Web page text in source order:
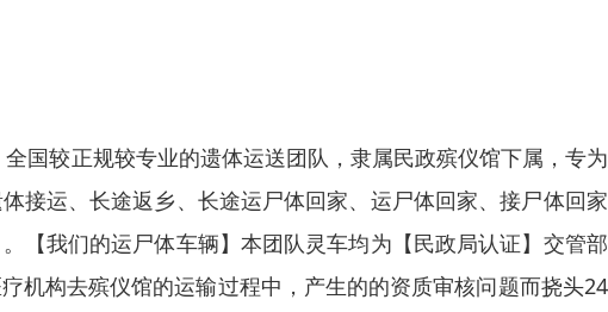
国较正规较专业的遗体运送团队，隶属民政殡仪馆下属，专
接运、长途返乡、长途运尸体回家、运尸体回家、接尸体回
【我们的运尸体车辆】本团队灵车均为【民政局认证】交管
机构去殡仪馆的运输过程中，产生的的资质审核问题而挠头